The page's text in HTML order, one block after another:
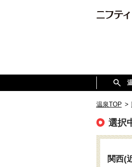
温泉TOP >
選択
関西(